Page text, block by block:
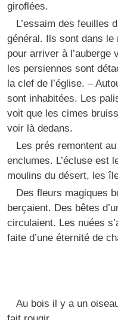
giroflées.
L’essaim des feuilles
général. Ils sont dans
pour arriver à l’auberge
les persiennes sont
la clef de l’église. –
sont inhabitées. Les
voit que les cimes
voir là dedans.
Les prés remontent
enclumes. L’écluse est
moulins du désert, les
Des fleurs magiques
berçaient. Des bêtes
circulaient. Les nuées
faite d’une éternité de
Au bois il y a un